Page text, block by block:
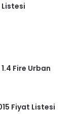
Listesi
Fire Urban
Fiyat Listesi